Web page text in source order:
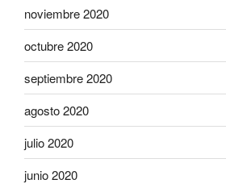
noviembre 2020
octubre 2020
septiembre 2020
agosto 2020
julio 2020
junio 2020